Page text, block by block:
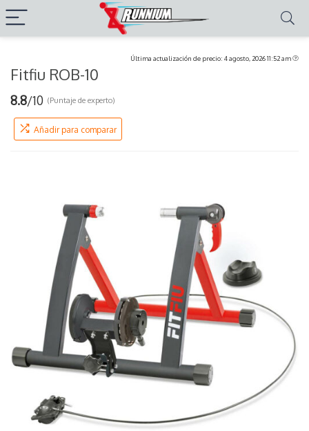
Última actualización de precio: 4 agosto, 2026 11:52 am
Fitfiu ROB-10
8.8/10 (Puntaje de experto)
Añadir para comparar